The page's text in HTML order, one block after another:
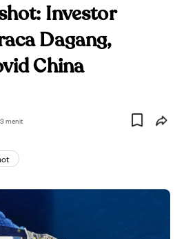
Investor
Dagang,
China
menit